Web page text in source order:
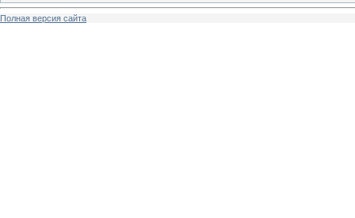
Полная версия сайта